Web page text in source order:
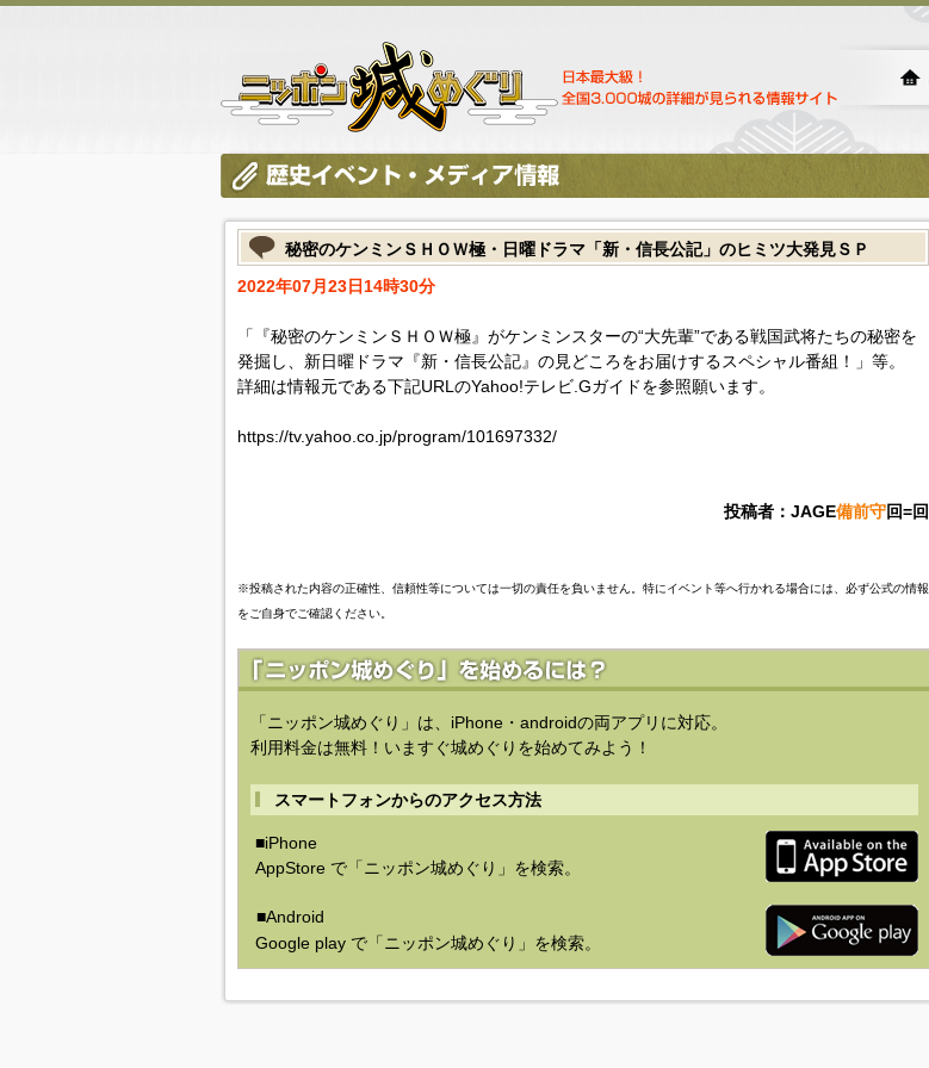
秘密のケンミンＳＨＯＷ極・日曜ドラマ「新・信長公記」のヒミツ大発見ＳＰ
2022年07月23日14時30分
「『秘密のケンミンＳＨＯＷ極』がケンミンスターの“大先輩”である戦国武将たちの秘密を
発掘し、新日曜ドラマ『新・信長公記』の見どころをお届けするスペシャル番組！」等。
詳細は情報元である下記URLのYahoo!テレビ.Gガイドを参照願います。
https://tv.yahoo.co.jp/program/101697332/
投稿者：JAGE備前守回=回
※投稿された内容の正確性、信頼性等については一切の責任を負いません。特にイベント等へ行かれる場合には、必ず公式の情報
をご自身でご確認ください。
「ニッポン城めぐり」は、iPhone・androidの両アプリに対応。
利用料金は無料！いますぐ城めぐりを始めてみよう！
スマートフォンからのアクセス方法
■iPhone
AppStore で「ニッポン城めぐり」を検索。
■Android
Google play で「ニッポン城めぐり」を検索。